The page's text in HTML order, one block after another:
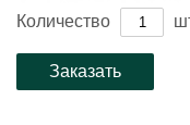
Количество